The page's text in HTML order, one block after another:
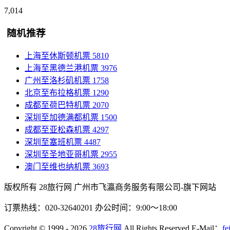
7,014
随机推荐
上海至休斯顿机票 5810
上海至黑德兰港机票 3976
广州至洛杉矶机票 1758
北京至布拉格机票 1290
成都至荷巴特机票 2070
深圳至加德满都机票 1500
成都至亚松森机票 4297
深圳至塞班机票 4487
深圳至圣地亚哥机票 2955
澳门至维也纳机票 3693
版权所有 28旅行网 广州市飞瀛商务服务有限公司-旗下网站
订票热线：020-32640201 办公时间：9:00～18:00
Copyright © 1999 - 2026 28旅行网 All Rights Reserved E-Mail：